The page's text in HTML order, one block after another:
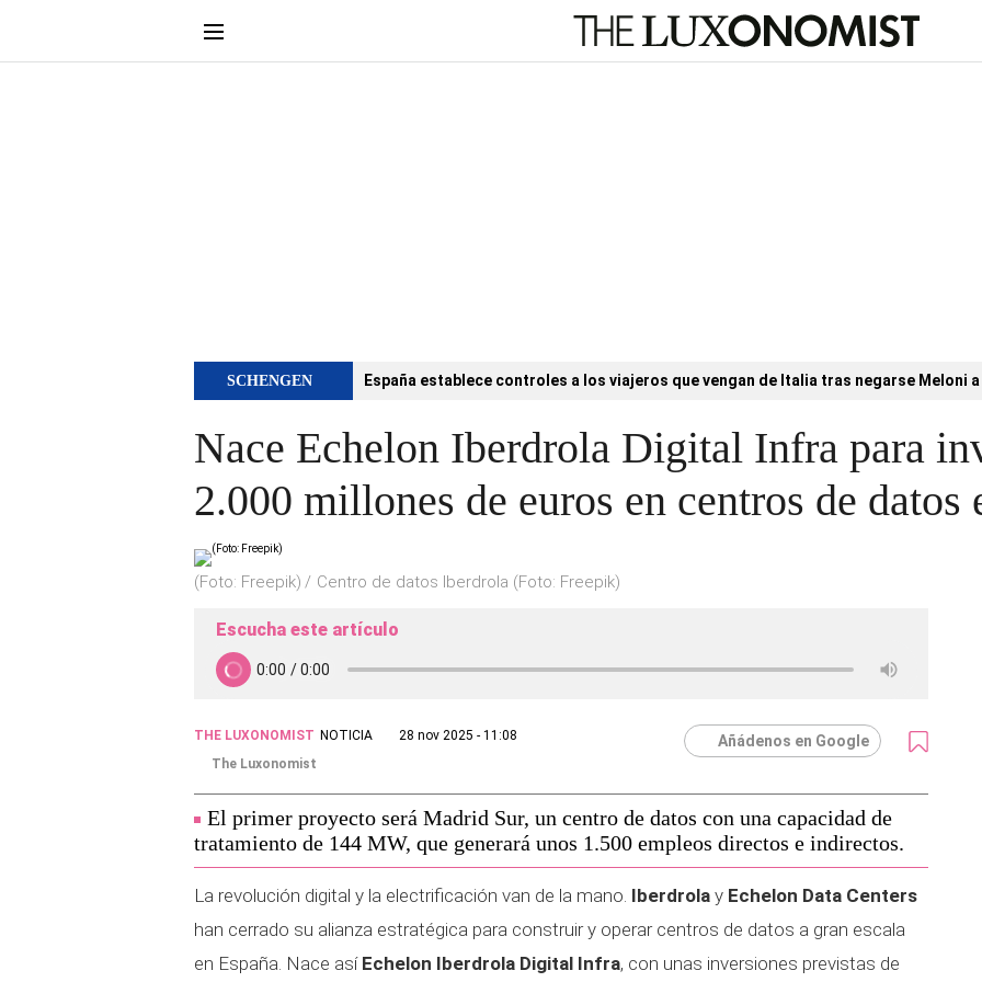
SCHENGEN España establece controles a los viajeros que vengan de Italia tras negarse Meloni
Nace Echelon Iberdrola Digital Infra para
2.000 millones de euros en centros de datos
(Foto: Freepik) Centro de datos Iberdrola (Foto: Freepik)
Escucha este artículo
THE LUXONOMIST NOTICIA
28 nov 2025 - 11:08
The Luxonomist
Añádenos en Google
El primer proyecto será Madrid Sur, un centro de datos con una capacidad de
tratamiento de 144 MW, que generará unos 1.500 empleos directos e indirectos.
La revolución digital y la electrificación van de la mano. Iberdrola y Echelon Data Centers
han cerrado su alianza estratégica para construir y operar centros de datos a gran escala
en España. Nace así Echelon Iberdrola Digital Infra, con unas inversiones previstas de